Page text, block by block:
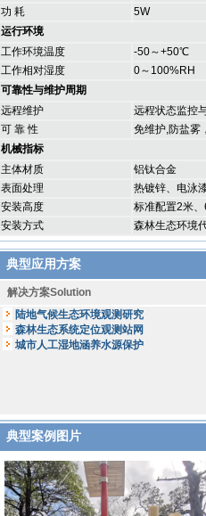
功 耗
5W
运行环境
工作环境温度
-50～+50℃
工作相对湿度
0～100%RH
可靠性与维护周期
远程维护
远程状态监控
可 靠 性
免维护,防盐雾
机械指标
主体材质
铝钛合金
表面处理
热镀锌、电泳
安装高度
标准配置2米
安装方式
森林生态环境
典型应用方案
解决方案Solution
陆地气候生态环境观测研究
森林生态系统定位观测站网
城市人工湿地涵养水源保护
典型案例图片